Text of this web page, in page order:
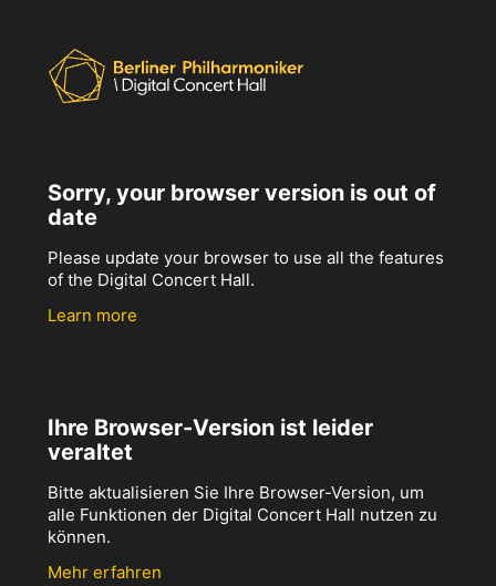
Sorry, your browser version is out of
date
Please update your browser to use all the features
of the Digital Concert Hall.
Learn more
Ihre Browser-Version ist leider
veraltet
Bitte aktualisieren Sie Ihre Browser-Version, um
alle Funktionen der Digital Concert Hall nutzen zu
können.
Mehr erfahren